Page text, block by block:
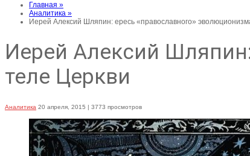
Главная »
Аналитика »
Иерей Алексий Шляпин: ересь «православного»
Иерей Алексий
теле Церкви
Аналитика 20 апреля, 2015 | 3773 просмотров